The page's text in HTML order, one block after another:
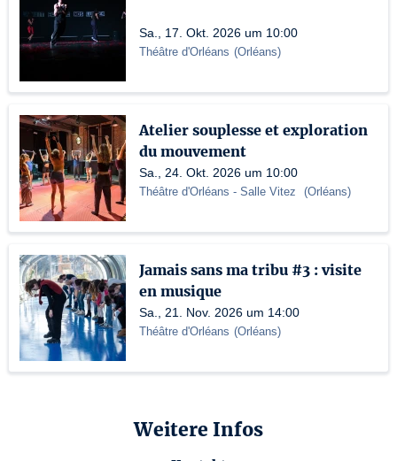
Sa., 17. Okt. 2026 um 10:00
Théâtre d'Orléans (Orléans)
Atelier souplesse et exploration
du mouvement
Sa., 24. Okt. 2026 um 10:00
Théâtre d'Orléans - Salle Vitez (Orléans)
Jamais sans ma tribu #3 : visite
en musique
Sa., 21. Nov. 2026 um 14:00
Théâtre d'Orléans (Orléans)
Weitere Infos